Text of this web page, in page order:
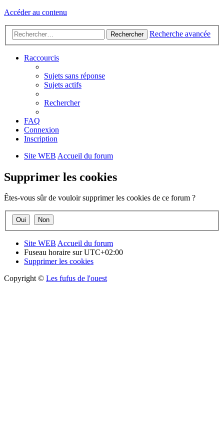
Accéder au contenu
Rechercher Recherche avancée
Raccourcis
Sujets sans réponse
Sujets actifs
Rechercher
FAQ
Connexion
Inscription
Site WEB Accueil du forum
Supprimer les cookies
Êtes-vous sûr de vouloir supprimer les cookies de ce forum ?
Site WEB Accueil du forum
Fuseau horaire surUTC+02:00
Supprimer les cookies
Copyright © Les fufus de l'ouest